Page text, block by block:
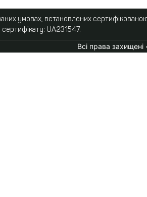
умовах, встановлених
UA231547.
Всі права